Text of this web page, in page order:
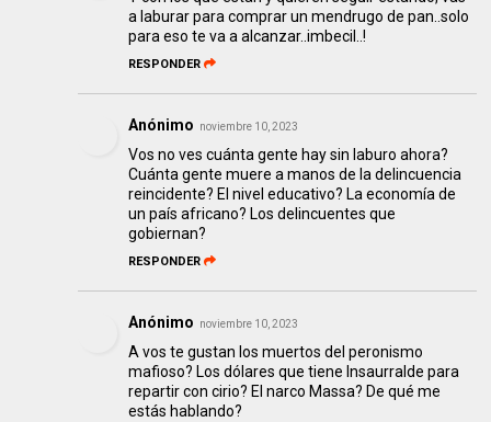
a laburar para comprar un mendrugo de pan..solo
para eso te va a alcanzar..imbecil..!
RESPONDER
Anónimo noviembre 10, 2023
Vos no ves cuánta gente hay sin laburo ahora?
Cuánta gente muere a manos de la delincuencia
reincidente? El nivel educativo? La economía de
un país africano? Los delincuentes que
gobiernan?
RESPONDER
Anónimo noviembre 10, 2023
A vos te gustan los muertos del peronismo
mafioso? Los dólares que tiene Insaurralde para
repartir con cirio? El narco Massa? De qué me
estás hablando?